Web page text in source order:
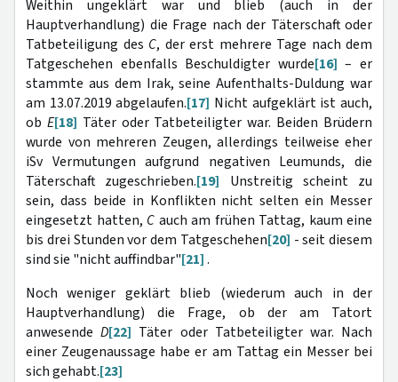
Weithin ungeklärt war und blieb (auch in der
Hauptverhandlung) die Frage nach der Täterschaft oder
Tatbeteiligung des C, der erst mehrere Tage nach dem
Tatgeschehen ebenfalls Beschuldigter wurde[16]– er
stammte aus dem Irak, seine Aufenthalts-Duldung war
am 13.07.2019 abgelaufen.[17] Nicht aufgeklärt ist auch,
ob E[18] Täter oder Tatbeteiligter war. Beiden Brüdern
wurde von mehreren Zeugen, allerdings teilweise eher
iSv Vermutungen aufgrund negativen Leumunds, die
Täterschaft zugeschrieben.[19] Unstreitig scheint zu
sein, dass beide in Konflikten nicht selten ein Messer
eingesetzt hatten, C auch am frühen Tattag, kaum eine
bis drei Stunden vor dem Tatgeschehen[20] - seit diesem
sind sie "nicht auffindbar"[21].
Noch weniger geklärt blieb (wiederum auch in der
Hauptverhandlung) die Frage, ob der am Tatort
anwesendeD[22] Täter oder Tatbeteiligter war. Nach
einer Zeugenaussage habe er am Tattag ein Messer bei
sich gehabt.[23]